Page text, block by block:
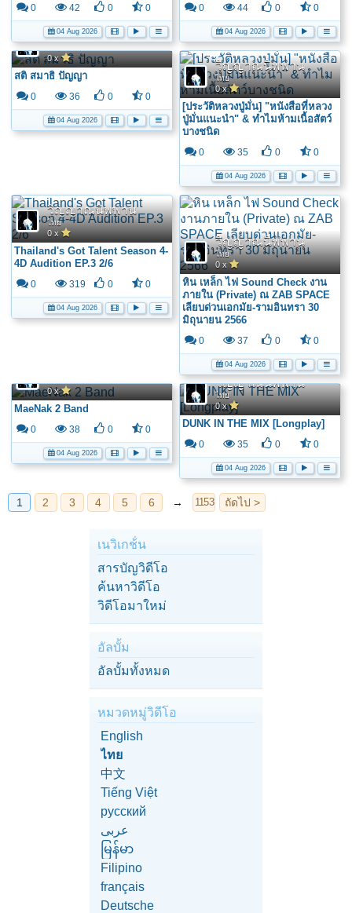
0 42 0 0
04 Aug 2026
0 44 0 0
04 Aug 2026
วิญญาณนิพพาน
0 x
สติ สมาธิ ปัญญา
0 36 0 0
04 Aug 2026
วิญญาณนิพพาน
ไทย
0 x
[ประวัติหลวงปู่มั่น] "หนังสือที่หลวง
ปู่มั่นแนะนำ" & ทำไมห้ามเนื้อสัตว์
บางชนิด
0 35 0 0
04 Aug 2026
วิญญาณนิพพาน
ไทย
0 x
Thailand's Got Talent Season 4-
4D Audition EP.3 2/6
0 319 0 0
04 Aug 2026
วิญญาณนิพพาน
ไทย
0 x
หิน เหล็ก ไฟ Sound Check งาน
ภายใน (Private) ณ ZAB SPACE
เลียบด่วนเอกมัย-รามอินทรา 30
มิถุนายน 2566
0 37 0 0
04 Aug 2026
0 x
MaeNak 2 Band
0 38 0 0
04 Aug 2026
วิญญาณนิพพาน
ไทย
0 x
DUNK IN THE MIX [Longplay]
0 35 0 0
04 Aug 2026
เนวิเกช้่น
สารบัญวิดีโอ
ค้นหาวิดีโอ
วิดีโอมาใหม่
อัลบั้ม
อัลบั้มทั้งหมด
หมวดหมู่วิดีโอ
English
ไทย
中文
Tiếng Việt
русский
عربى
မြန်မာ
Filipino
français
Deutsche